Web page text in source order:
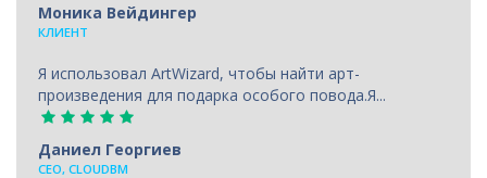
Моника Вейдингер
КЛИЕНТ
Я использовал ArtWizard, чтобы найти арт-
произведения для подарка особого повода.Я...
Даниел Георгиев
CEO, CLOUDBM